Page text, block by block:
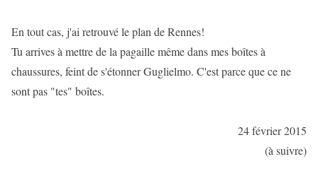
En tout cas, j'ai retrouvé le plan de Rennes!
Tu arrives à mettre de la pagaille même dans mes boîtes à
chaussures, feint de s'étonner Guglielmo. C'est parce que ce ne
sont pas "tes" boîtes.
24 février 2015
(à suivre)